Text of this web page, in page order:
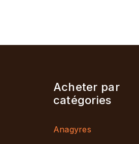
Acheter par
catégories
Anagyres